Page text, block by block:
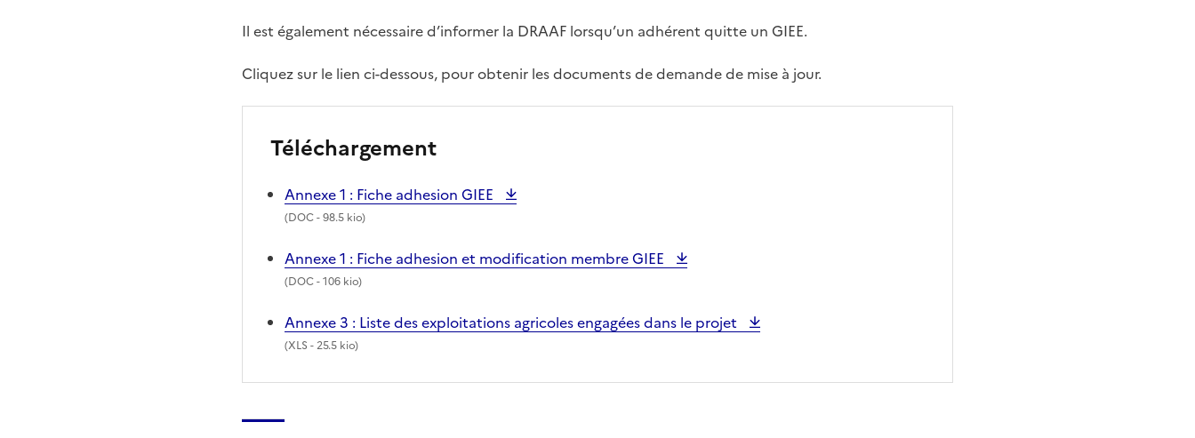
Il est également nécessaire d’informer la DRAAF lorsqu’un adhérent quitte un GIEE.
Cliquez sur le lien ci-dessous, pour obtenir les documents de demande de mise à jour.
Téléchargement
Annexe 1 : Fiche adhesion GIEE
(DOC- 98.5 kio)
Annexe 1 : Fiche adhesion et modification membre GIEE
(DOC- 106 kio)
Annexe 3 : Liste des exploitations agricoles engagées dans le projet
(XLS - 25.5 kio)